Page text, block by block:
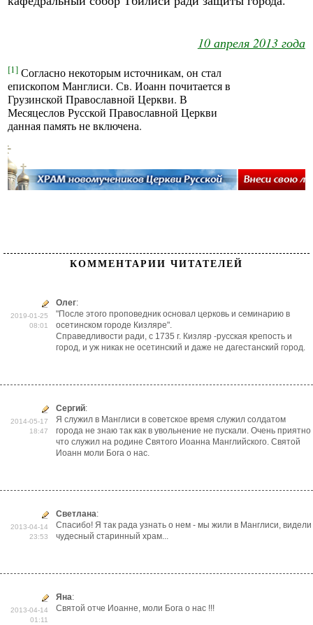
10 апреля 2013 года
[1] Согласно некоторым источникам, он стал
епископом Манглиси. Св. Иоанн почитается в
Грузинской Православной Церкви. В
Месяцеслов Русской Православной Церкви
данная память не включена.
КОММЕНТАРИИ ЧИТАТЕЛЕЙ
2019-01-25
08:01
Олег:
"После этого проповедник основал церковь и семинарию в
осетинском городе Кизляре".
Справедливости ради, с 1735 г. Кизляр -русская крепость и
город, и уж никак не осетинский и даже не дагестанский город.
2014-05-17
18:47
Сергий:
Я служил в Манглиси в советское время служил солдатом
города не знаю так как в увольнение не пускали. Очень приятно
что служил на родине Святого Иоанна Манглийского. Святой
Иоанн моли Бога о нас.
2013-04-14
23:53
Светлана:
Спасибо! Я так рада узнать о нем - мы жили в Манглиси, видели
чудесный старинный храм...
2013-04-14
01:11
Яна:
Святой отче Иоанне, моли Бога о нас !!!